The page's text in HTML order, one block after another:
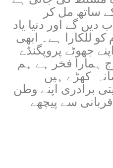
ساتھ مل کر
گے اور دنیا یاد
للکارا ہے۔ ابھی
جھوٹے پروپگنڈے
ہمارا فخر ہے ہم
کھڑے ہیں
برادری اپنے وطن
سے پیچھے